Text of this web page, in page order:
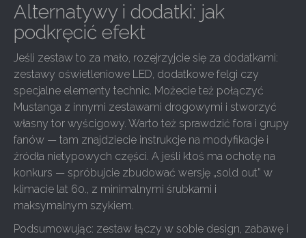
Alternatywy i dodatki: jak
podkręcić efekt
Jeśli zestaw to za mało, rozejrzyjcie się za dodatkami:
zestawy oświetleniowe LED, dodatkowe felgi czy
specjalne elementy technic. Możecie też połączyć
Mustanga z innymi zestawami drogowymi i stworzyć
własny tor wyścigowy. Warto też sprawdzić fora i grupy
fanów — tam znajdziecie instrukcje na modyfikacje i
źródła nietypowych części. A jeśli ktoś ma ochotę na
konkurs — spróbujcie zbudować wersję „sold out” w
klimacie lat 60., z minimalnymi śrubkami i
maksymalnym szykiem.
Podsumowując: zestaw łączy w sobie design, zabawę i